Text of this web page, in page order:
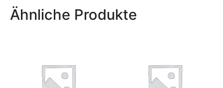
Ähnliche Produkte